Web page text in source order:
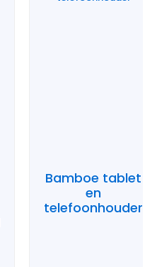
Bamboe tablet
en
telefoonhouder